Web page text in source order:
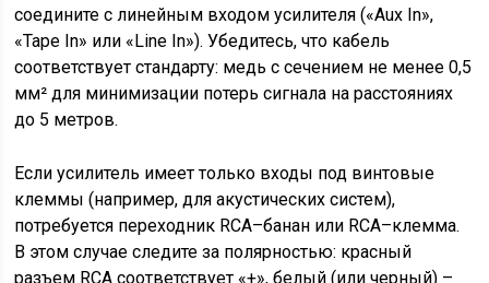
соедините с линейным входом усилителя («Aux In»,
«Tape In» или «Line In»). Убедитесь, что кабель
соответствует стандарту: медь с сечением не менее 0,5
мм² для минимизации потерь сигнала на расстояниях
до 5 метров.
Если усилитель имеет только входы под винтовые
клеммы (например, для акустических систем),
потребуется переходник RCA–банан или RCA–клемма.
В этом случае следите за полярностью: красный
разъем RCA соответствует «+», белый (или черный) –